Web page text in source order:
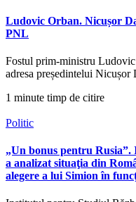
Ludovic Orban. Nicușor
PNL
Fostul prim-ministru Ludovic
adresa președintelui
1 minute timp de citire
Politic
„Un bonus pentru
a analizat situaţia din
alegere a lui Simion în